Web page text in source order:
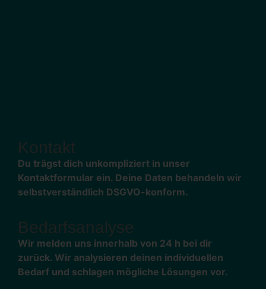
Kontakt
Du trägst dich unkompliziert in unser
Kontaktformular ein. Deine Daten behandeln wir
selbstverständlich DSGVO-konform.
Bedarfsanalyse
Wir melden uns innerhalb von 24 h bei dir
zurück. Wir analysieren deinen individuellen
Bedarf und schlagen mögliche Lösungen vor.